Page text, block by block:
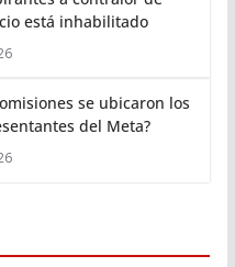
está inhabilitado
se ubicaron los
del Meta?